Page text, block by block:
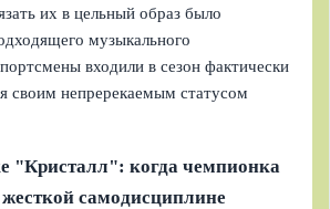
их в цельный образ было
музыкального
входили в сезон фактически
своим непререкаемым статусом
"Кристалл": когда чемпионка
самодисциплине